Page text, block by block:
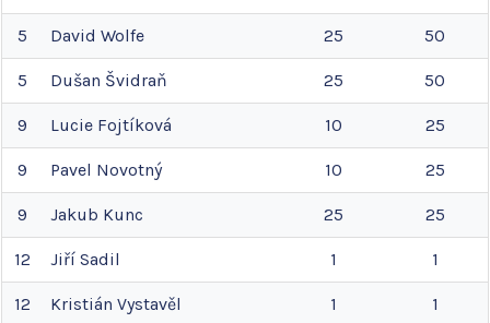
5 David Wolfe 25 50
5 Dušan Švidraň 25 50
9 Lucie Fojtíková 10 25
9 Pavel Novotný 10 25
9 Jakub Kunc 25 25
12 Jiří Sadil 1 1
12 Kristián Vystavěl 1 1